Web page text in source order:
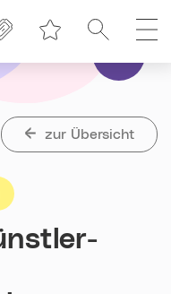
Suche
Freikartenauf Facebook
auf Instagram
zur Übersicht